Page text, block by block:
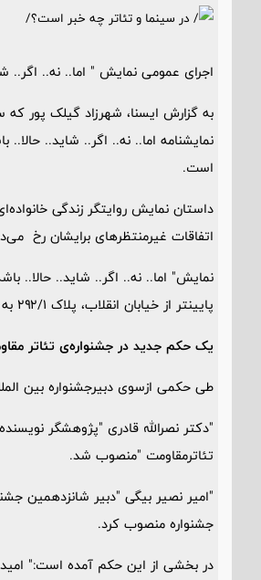
اجرای عمومی نمایش " اما.. نه.. اگر..
به گزارش ایسنا، شهرزاد گیلک پور
نمایشنامه اما.. نه.. اگر.. شاید.. حالا..
است.
داستان نمایش روایتگر زندگی
اتفاقات غیرمنتظرهای برایشان رخ
پایینتر از خیابان انقلاب، پلاک ۲۹۲/۱ به روی صحنه می‌رود.
یک حکم جدید در جشنواره‌ی تئاتر
طی حکمی ازسوی دبیرجشنواره بین
"دکتر نصرالله قادری "پژوهشگر
تئاترمقاومت "منصوب شد.
"امیر نصیر بیگی "دبیر شانزدهمین
جشنواره منصوب کرد.
در بخشی از این حکم آمده است:"